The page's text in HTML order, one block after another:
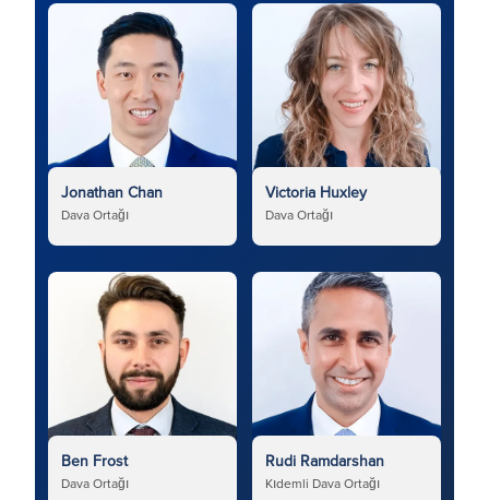
Jonathan Chan
Dava Ortağı
Victoria Huxley
Dava Ortağı
Ben Frost
Dava Ortağı
Rudi Ramdarshan
Kıdemli Dava Ortağı